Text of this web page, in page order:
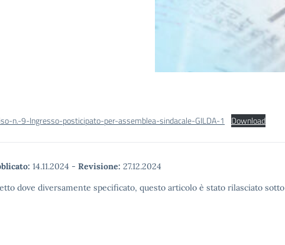
n.-9-Ingresso-posticipato-per-assemblea-sindacale-GILDA-1 Download
14.11.2024 - Revisione: 27.12.2024
dove diversamente specificato, questo articolo è stato rilasciato